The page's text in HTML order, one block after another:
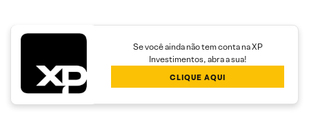
Se você ainda não tem conta na XP
Investimentos, abra a sua!
CLIQUE AQUI